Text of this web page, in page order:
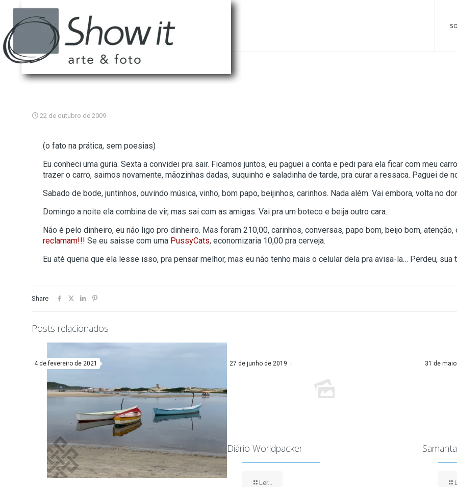
22 de outubro de 2009
(o fato na prática, sem poesias)
Eu conheci uma guria. Sexta a convidei pra sair. Ficamos juntos, eu paguei a conta e pedi para ela ficar com meu
trazer o carro, saimos novamente, mãozinhas dadas, suquinho e saladinha de tarde, pra curar a ressaca. Paguei de
Sabado de bode, juntinhos, ouvindo música, vinho, bom papo, beijinhos, carinhos. Nada além. Vai embora, volta no
Domingo a noite ela combina de vir, mas sai com as amigas. Vai pra um boteco e beija outro cara.
Não é pelo dinheiro, eu não ligo pro dinheiro. Mas foram 210,00, carinhos, conversas, papo bom, beijo bom, atenção,
reclamam!!! Se eu saisse com uma PussyCats, economizaria 10,00 pra cerveja.
Eu até queria que ela lesse isso, pra pensar melhor, mas eu não tenho mais o celular dela pra avisa-la… Perdeu, sua
Share
Posts relacionados
4 de fevereiro de 2021 27 de junho de 2019
Diário Worldpacker
Ler...
31 de